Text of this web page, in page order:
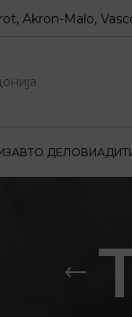
Vasco, PTZ,
АВТО ДЕЛОВИ